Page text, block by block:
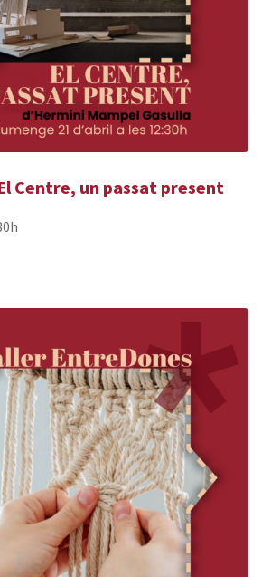
Centre, un passat present